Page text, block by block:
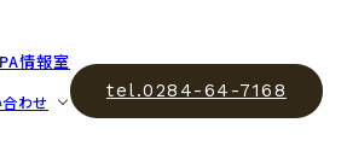
情報室
わせ
tel.0284-64-7168